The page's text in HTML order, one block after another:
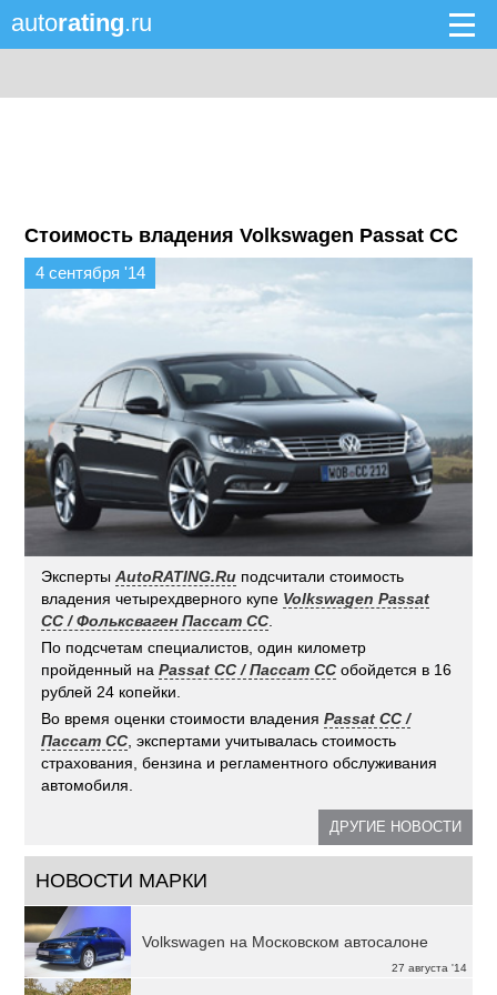
autorating.ru
Стоимость владения Volkswagen Passat CC
4 сентября '14
ЭкспертыAutoRATING.Ru подсчитали стоимость
владения четырехдверного купе Volkswagen Passat
CC / Фольксваген Пассат СС
По подсчетам специалистов, один километр
пройденный наPassat CC / Пассат СС обойдется в 16
рублей 24 копейки.
Во время оценки стоимости владенияPassat CC /
Пассат СС , экспертами учитывалась стоимость
страхования, бензина и регламентного обслуживания
автомобиля.
ДРУГИЕ НОВОСТИ
НОВОСТИ МАРКИ
27 августа '14
Volkswagen на Московском автосалоне